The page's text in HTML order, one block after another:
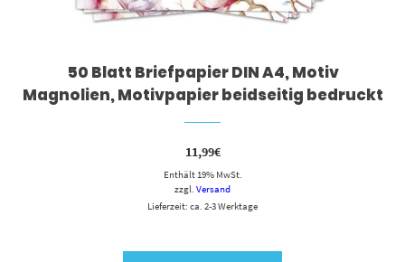
50 Blatt Briefpapier DIN A4, Motiv
Magnolien, Motivpapier beidseitig bedruckt
11,99€
Enthält 19% MwSt.
zzgl. Versand
Lieferzeit: ca. 2-3 Werktage